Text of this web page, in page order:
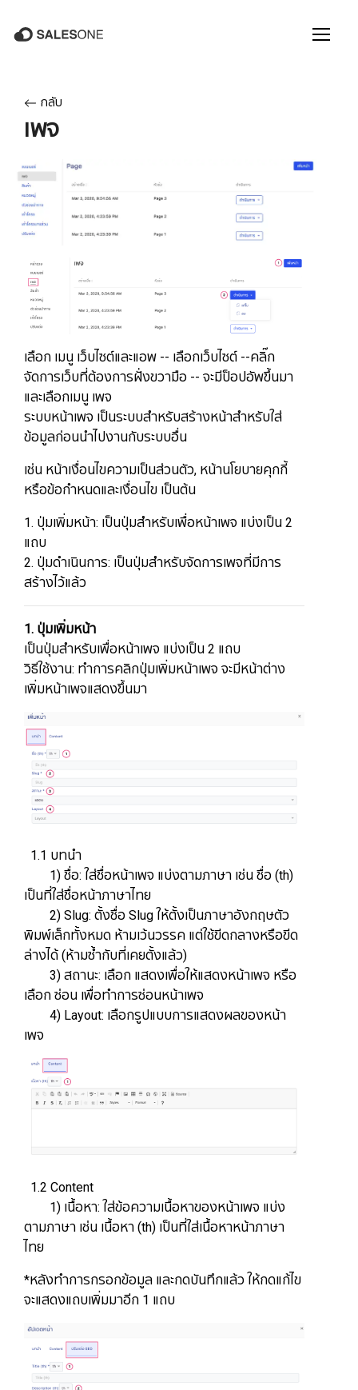
กลับ
เพจ
เลือก เมนู เว็บไซต์และแอพ -- เลือกเว็บไซต์ --คลิ๊ก
จัดการเว็บที่ต้องการฝั่งขวามือ​​​​​​ -- จะมีป็อปอัพขึ้นมา
และเลือกเมนู เพจ
​​​​​​​ระบบหน้าเพจ เป็นระบบสำหรับสร้างหน้าสำหรับใส่
ข้อมูลก่อนนำไปงานกับระบบอื่น
เช่น หน้าเงื่อนไขความเป็นส่วนตัว, หน้านโยบายคุกกี้
หรือข้อกำหนดและเงื่อนไข เป็นต้น
1. ปุ่มเพิ่มหน้า: เป็นปุ่มสำหรับเพื่อหน้าเพจ แบ่งเป็น 2
แถบ
2. ปุ่มดำเนินการ: เป็นปุ่มสำหรับจัดการเพจที่มีการ
สร้างไว้แล้ว
1. ปุ่มเพิ่มหน้า
เป็นปุ่มสำหรับเพื่อหน้าเพจ แบ่งเป็น 2 แถบ
วิธีใช้งาน: ทำการคลิกปุ่มเพิ่มหน้าเพจ จะมีหน้าต่าง
เพิ่มหน้าเพจแสดงขึ้นมา
​​​​​​​1.1 บทนำ
1) ชื่อ: ใส่ชื่อหน้าเพจ แบ่งตามภาษา เช่น ชื่อ (th)
เป็นที่ใส่ชื่อหน้าภาษาไทย
2) Slug: ตั้งชื่อ Slug ให้ตั้งเป็นภาษาอังกฤษตัว
พิมพ์เล็กทั้งหมด ห้ามเว้นวรรค แต่ใช้ขีดกลางหรือขีด
ล่างได้ (ห้ามซ้ำกับที่เคยตั้งแล้ว)
3) สถานะ: เลือก แสดงเพื่อให้แสดงหน้าเพจ หรือ
เลือก ซ่อน เพื่อทำการซ่อนหน้าเพจ
4) Layout: เลือกรูปแบบการแสดงผลของหน้า
เพจ
1.2 Content
1) เนื้อหา: ใส่ข้อความเนื้อหาของหน้าเพจ แบ่ง
ตามภาษา เช่น เนื้อหา (th) เป็นที่ใส่เนื้อหาหน้าภาษา
ไทย​​​​​​​
*หลังทำการกรอกข้อมูล และกดบันทึกแล้ว ให้กดแก้ไข
จะแสดงแถบเพิ่มมาอีก 1 แถบ